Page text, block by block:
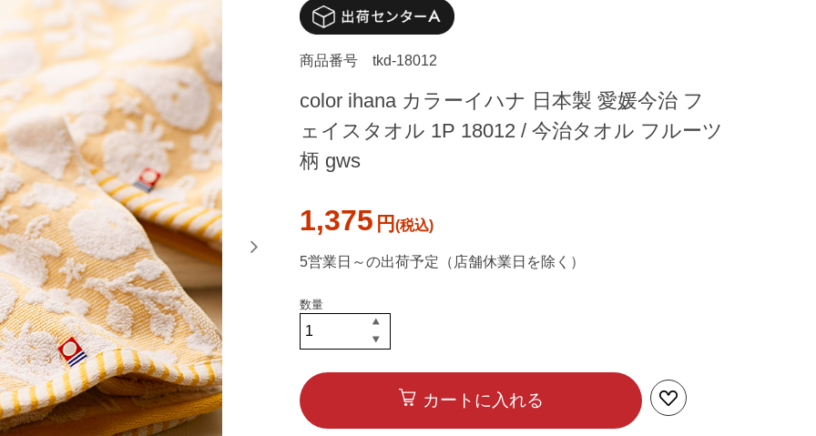
商品番号 tkd-18012
color ihana カラーイハナ 日本製 愛媛今治 フ
ェイスタオル 1P 18012 / 今治タオル フルーツ
柄 gws
1,375 円
5営業日～の出荷予定（店舗休業日を除く）
カートに入れる